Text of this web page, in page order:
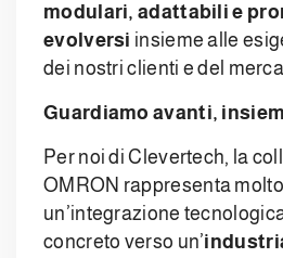
modulari, adattabili e
evolversi insieme alle
dei nostri clienti e del
Guardiamo avanti,
Per noi di Clevertech, la
OMRON rappresenta
un’integrazione
concreto verso un’